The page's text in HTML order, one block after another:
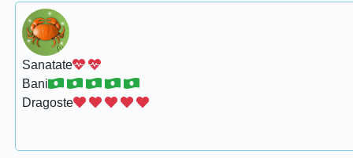
Sanatate
Bani
Dragoste